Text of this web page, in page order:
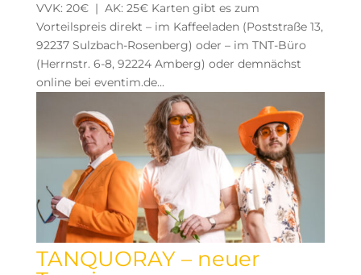
VVK: 20€ | AK: 25€ Karten gibt es zum
Vorteilspreis direkt – im Kaffeeladen (Poststraße 13,
92237 Sulzbach-Rosenberg) oder – im TNT-Büro
(Herrnstr. 6-8, 92224 Amberg) oder demnächst
online bei eventim.de...
TANQUORAY – neuer